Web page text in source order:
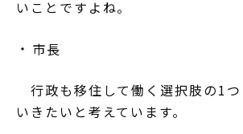
いことですよね。
市長
行政も移住して働く選択肢の1つ
いきたいと考えています。